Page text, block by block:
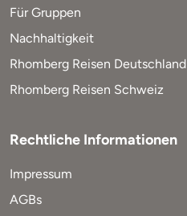
Für Gruppen
Nachhaltigkeit
Rhomberg Reisen Deutschland
Rhomberg Reisen Schweiz
Rechtliche Informationen
Impressum
AGBs